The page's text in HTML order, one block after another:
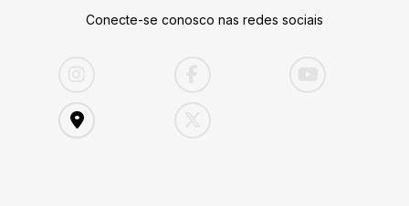
Conecte-se conosco nas redes sociais